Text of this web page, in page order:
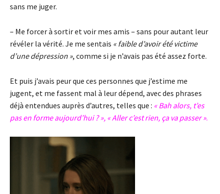
sans me juger.
– Me forcer à sortir et voir mes amis – sans pour autant leur
révéler la vérité. Je me sentais « faible d’avoir été victime
d’une dépression », comme si je n’avais pas été assez forte.
Et puis j’avais peur que ces personnes que j’estime me
jugent, et me fassent mal à leur dépend, avec des phrases
déjà entendues auprès d’autres, telles que : « Bah alors, t’es
pas en forme aujourd’hui ? », « Aller c’est rien, ça va passer ».